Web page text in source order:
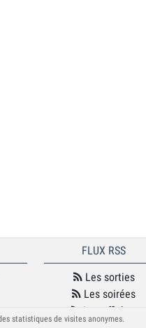
FLUX RSS
Les sorties
Les soirées
Les affiches
statistiques de visites anonymes.